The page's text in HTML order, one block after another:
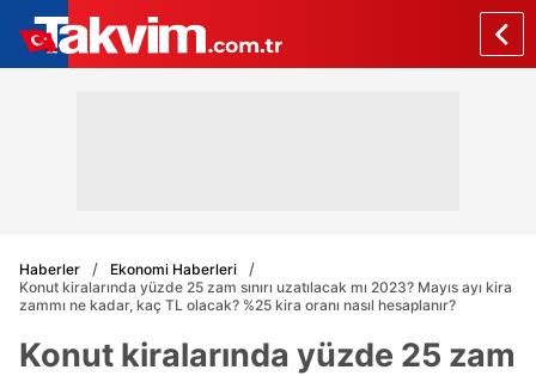
Haberler
Ekonomi Haberleri
Konut kiralarında yüzde 25 zam sınırı uzatılacak mı 2023? Mayıs ayı kira
zammı ne kadar, kaç TL olacak? %25 kira oranı nasıl hesaplanır?
Konut kiralarında yüzde 25 zam